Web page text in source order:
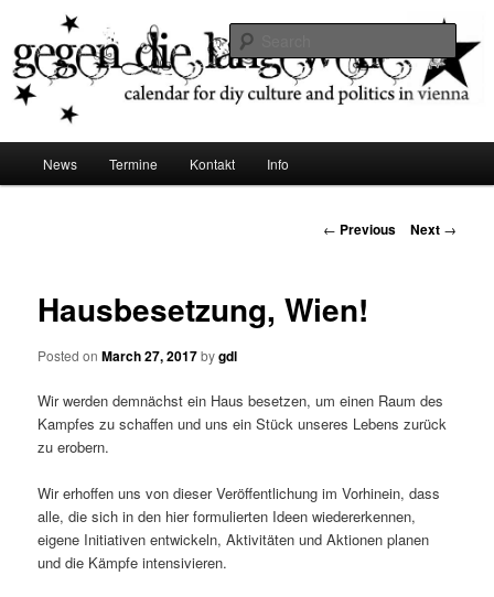
Gegen die Langeweile
diy dates vienna
Skip
content
News Termine Kontakt Info
Post
← Previous Next →
Hausbesetzung, Wien!
Posted onMarch 27, 2017bygdl
Wir werden demnächst ein Haus besetzen, um einen Raum des
Kampfes zu schaffen und uns ein Stück unseres Lebens zurück
zu erobern.
Wir erhoffen uns von dieser Veröffentlichung im Vorhinein, dass
alle, die sich in den hier formulierten Ideen wiedererkennen,
eigene Initiativen entwickeln, Aktivitäten und Aktionen planen
und die Kämpfe intensivieren.